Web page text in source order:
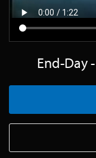
End-Day